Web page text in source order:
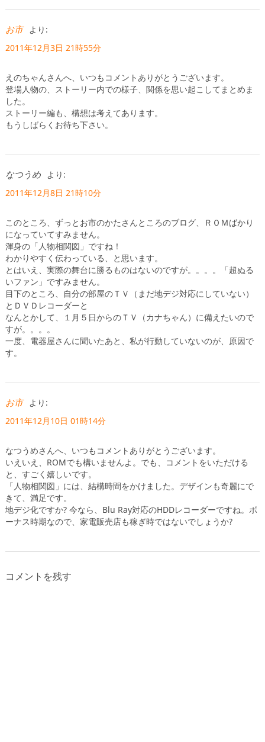
お市 より:
2011年12月3日 21時55分
えのちゃんさんへ、いつもコメントありがとうございます。
登場人物の、ストーリー内での様子、関係を思い起こしてまとめま
した。
ストーリー編も、構想は考えてあります。
もうしばらくお待ち下さい。
なつうめ より:
2011年12月8日 21時10分
このところ、ずっとお市のかたさんところのブログ、ＲＯＭばかり
になっていてすみません。
渾身の「人物相関図」ですね！
わかりやすく伝わっている、と思います。
とはいえ、実際の舞台に勝るものはないのですが。。。。「超ぬる
いファン」ですみません。
目下のところ、自分の部屋のＴＶ（まだ地デジ対応にしていない）
とＤＶＤレコーダーと
なんとかして、１月５日からのＴＶ（カナちゃん）に備えたいので
すが。。。。
一度、電器屋さんに聞いたあと、私が行動していないのが、原因で
す。
お市 より:
2011年12月10日 01時14分
なつうめさんへ、いつもコメントありがとうございます。
いえいえ、ROMでも構いませんよ。でも、コメントをいただける
と、すごく嬉しいです。
「人物相関図」には、結構時間をかけました。デザインも奇麗にで
きて、満足です。
地デジ化ですか? 今なら、Blu Ray対応のHDDレコーダーですね。ボ
ーナス時期なので、家電販売店も稼ぎ時ではないでしょうか?
コメントを残す